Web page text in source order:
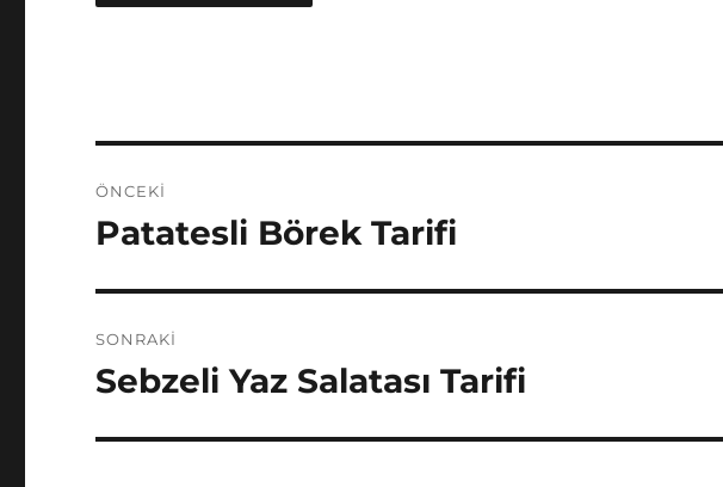
gezinmesi
ÖNCEKI
Önceki
Patatesli Börek Tarifi
SONRAKI
Sonraki
Sebzeli Yaz Salatası Tarifi